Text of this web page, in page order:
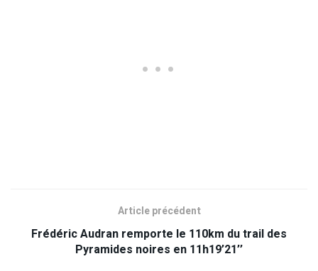
Article précédent
Frédéric Audran remporte le 110km du trail des
Pyramides noires en 11h19’21’’